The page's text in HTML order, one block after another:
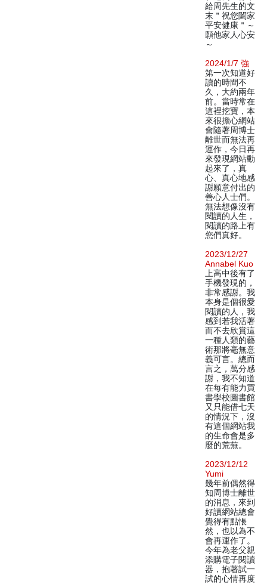
給周先生的文
末＂祝您闔家
平安健康＂～
願他家人心安
～
2024/1/7 強
第一次知道好
讀的時間不
久，大約兩年
前。當時常在
這裡挖寶，本
來很擔心網站
會隨著周博士
離世而無法再
運作，今日再
來發現網站動
起來了，真
心、真心地感
謝願意付出的
善心人士們。
無法想像沒有
閱讀的人生，
閱讀的路上有
您們真好。
2023/12/27
Annabel Kuo
上高中後有了
手機發現的，
非常感謝。我
本身是個很愛
閱讀的人，我
感到若我活著
而不去欣賞這
一種人類的藝
術那將毫無意
義可言。總而
言之，萬分感
謝，我不知道
在每有能力買
書學校圖書館
又只能借七天
的情況下，沒
有這個網站我
的生命會是多
麼的荒蕪。
2023/12/12
Yumi
幾年前偶然得
知周博士離世
的消息，來到
好讀網站總會
覺得有點悵
然，也以為不
會再運作了。
今年為老父親
添購電子閱讀
器，抱著試一
試的心情再度